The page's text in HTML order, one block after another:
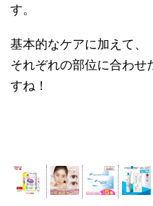
す。
基本的なケアに加えて、
それぞれの部位に合わせ
すね！